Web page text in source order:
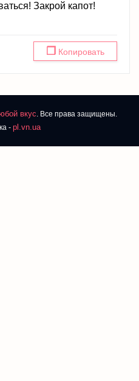
Закрой капот!
❐ Копировать
вкус. Все права защищены.
- pl.vn.ua